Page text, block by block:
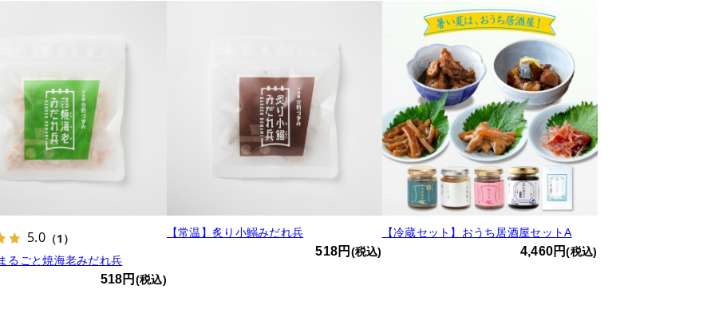
5.0（1）
るごと焼海老みだれ兵
518円 (税込)
【常温】炙り小鰯みだれ兵
518円 (税込)
【冷蔵セット】おうち居酒屋セットA
4,460円(税込)